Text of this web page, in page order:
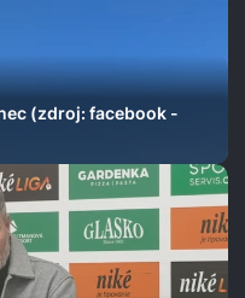
(zdroj: facebook -